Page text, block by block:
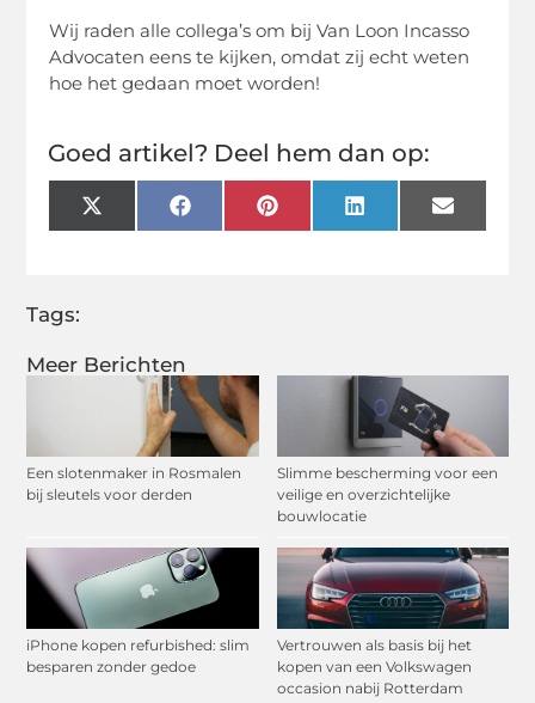
Meer Berichten
Een slotenmaker in Rosmalen
bij sleutels voor derden
Slimme bescherming voor een
veilige en overzichtelijke
bouwlocatie
iPhone kopen refurbished: slim
besparen zonder gedoe
Vertrouwen als basis bij het
kopen van een Volkswagen
occasion nabij Rotterdam
Wij raden alle collega’s om bij Van Loon Incasso
Advocaten eens te kijken, omdat zij echt weten
hoe het gedaan moet worden!
Goed artikel? Deel hem dan op:
X
(Twitter)
FacebookPinterestLinkedInEmail
Tags: